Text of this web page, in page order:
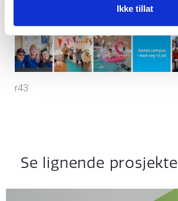
Ikke tillat
r43
Se lignende